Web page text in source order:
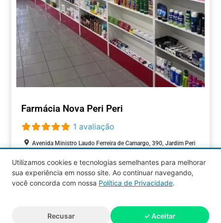
Farmácia Nova Peri Peri
1 avaliação
Avenida Ministro Laudo Ferreira de Camargo, 390, Jardim Peri
SAÚDE Aberto agora:
reservados.
Utilizamos cookies e tecnologias semelhantes para melhorar
sua experiência em nosso site. Ao continuar navegando,
você concorda com nossa Política de Privacidade.
Recusar ✓ Aceitar